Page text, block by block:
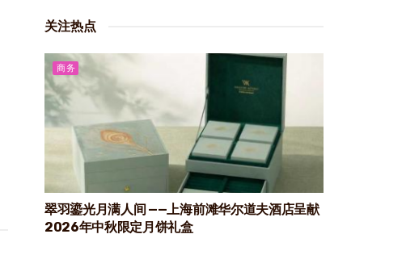
关注热点
商务
翠羽鎏光月满人间 ——上海前滩华尔道夫酒店呈献
2026年中秋限定月饼礼盒